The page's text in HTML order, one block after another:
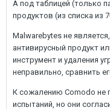
А под таблицей (только
продуктов (из списка из
Malwarebytes не
антивирусный продукт
инструмент и удаления
неправильно, сравнить
К сожалению Comodo не
испытаний, но они